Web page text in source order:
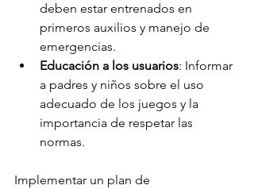
deben estar entrenados en
primeros auxilios y manejo de
emergencias.
Educación a los usuarios: Informar
a padres y niños sobre el uso
adecuado de los juegos y la
importancia de respetar las
normas.
Implementar un plan de